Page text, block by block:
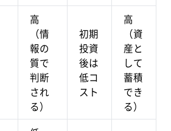
高
（情
報の
質で
判断
され
る）
初期
投資
後は
低コ
スト
高
（資
産と
して
蓄積
でき
る）